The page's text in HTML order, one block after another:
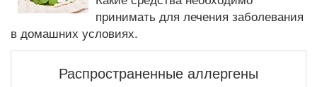
принимать для лечения заболевания
в домашних условиях.
Распространенные аллергены